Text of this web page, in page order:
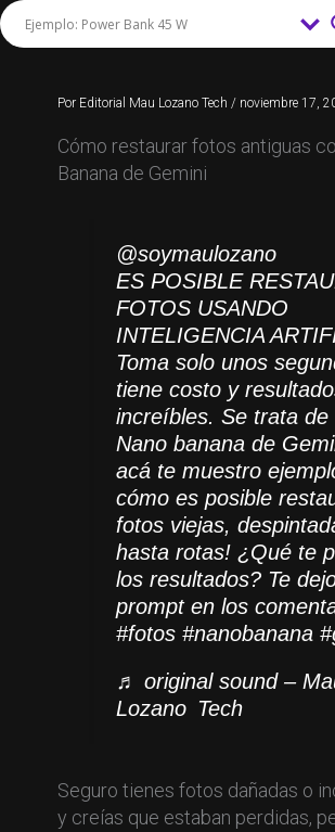
Ir
al
Por Editorial Mau Lozano Tech / noviembre 17,
Cómo restaurar fotos antiguas
Banana de Gemini
@soymaulozano
ES POSIBLE
FOTOS USANDO
INTELIGENCIA
Toma solo unos
tiene costo y
increíbles. Se trata de
Nano banana de
acá te muestro
cómo es posible
fotos viejas,
hasta rotas! ¿Qué te
los resultados? Te
prompt en los
#fotos #nanobanana
♬ original sound –
Lozano Tech
Seguro tienes fotos dañadas o
y creías que estaban perdidas,